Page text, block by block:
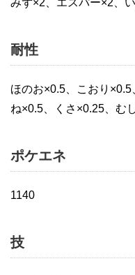
みず×2、エスパー×2、
耐性
ほのお×0.5、こおり
ね×0.5、くさ×0.25、む
ポケエネ
1140
技